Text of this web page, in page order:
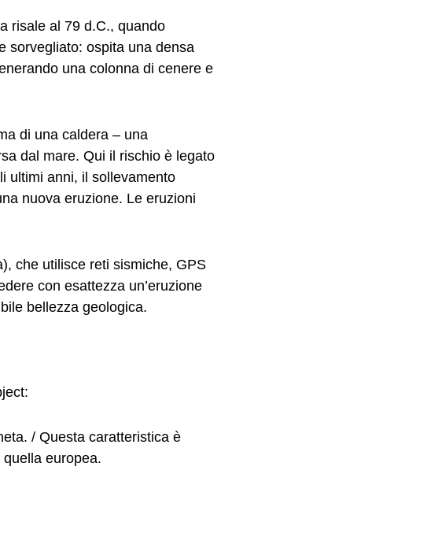
risale al 79 d.C., quando
sorvegliato: ospita una densa
una colonna di cenere e
di una caldera – una
dal mare. Qui il rischio è legato
ultimi anni, il sollevamento
nuova eruzione. Le eruzioni
che utilisce reti sismiche, GPS
con esattezza un’eruzione
bellezza geologica.
/ Questa caratteristica è
europea.